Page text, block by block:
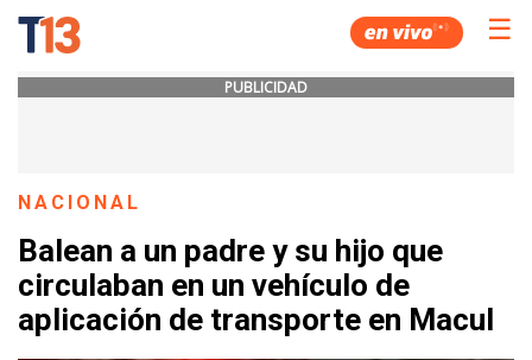
☰
PUBLICIDAD
NACIONAL
Balean a un padre y su hijo que
circulaban en un vehículo de
aplicación de transporte en Macul